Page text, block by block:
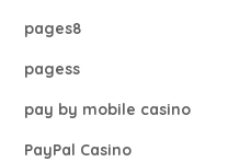
pages8
pagess
pay by mobile casino
PayPal Casino